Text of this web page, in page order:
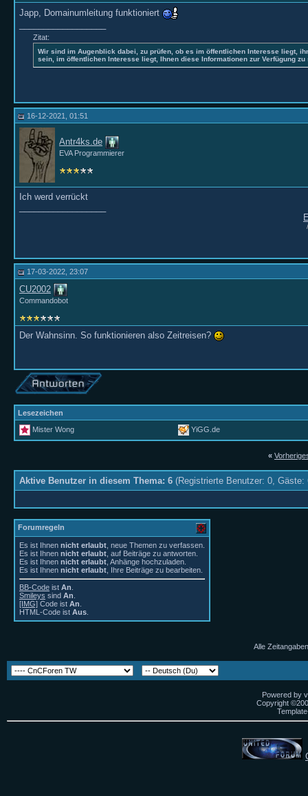
Japp, Domainumleitung funktioniert
Zitat:
Wir sind im Augenblick dabei, zu prüfen, ob es im öffentlichen Interesse liegt,
sein, im öffentlichen Interesse liegt, Ihnen diese Informationen zur Verfügung zu
16-12-2021, 01:51
Antr4ks.de
EVA Programmierer
Ich werd verrückt
17-03-2022, 23:07
CU2002
Commandobot
Der Wahnsinn. So funktionieren also Zeitreisen?
Lesezeichen
Mister Wong
YiGG.de
«
Aktive Benutzer in diesem Thema: 6 (Registrierte Benutzer: 0, Gäste:
Forumregeln
Es ist Ihnen nicht erlaubt , neue Themen zu verfassen.
Es ist Ihnen nicht erlaubt , auf Beiträge zu antworten.
Es ist Ihnen nicht erlaubt , Anhänge hochzuladen.
Es ist Ihnen nicht erlaubt , Ihre Beiträge zu bearbeiten.
BB-Code ist An
Smileys sind An
[IMG] Code ist An
HTML-Code ist Aus
Alle
Powered by
Copyright